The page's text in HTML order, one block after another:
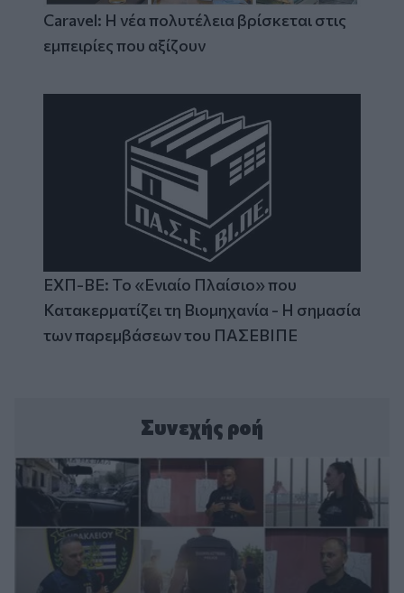
Caravel: Η νέα πολυτέλεια βρίσκεται στις
εμπειρίες που αξίζουν
ΕΧΠ-ΒΕ: Το «Ενιαίο Πλαίσιο» που
Κατακερματίζει τη Βιομηχανία - Η σημασία
των παρεμβάσεων του ΠΑΣΕΒΙΠΕ
Συνεχής ροή